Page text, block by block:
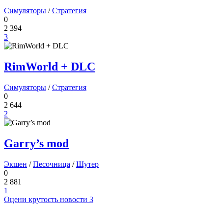
Симуляторы /Стратегия
0
2 394
3
RimWorld + DLC
Симуляторы /Стратегия
0
2 644
2
Garry’s mod
Экшен /Песочница /Шутер
0
2 881
1
Оцени крутость новости 3